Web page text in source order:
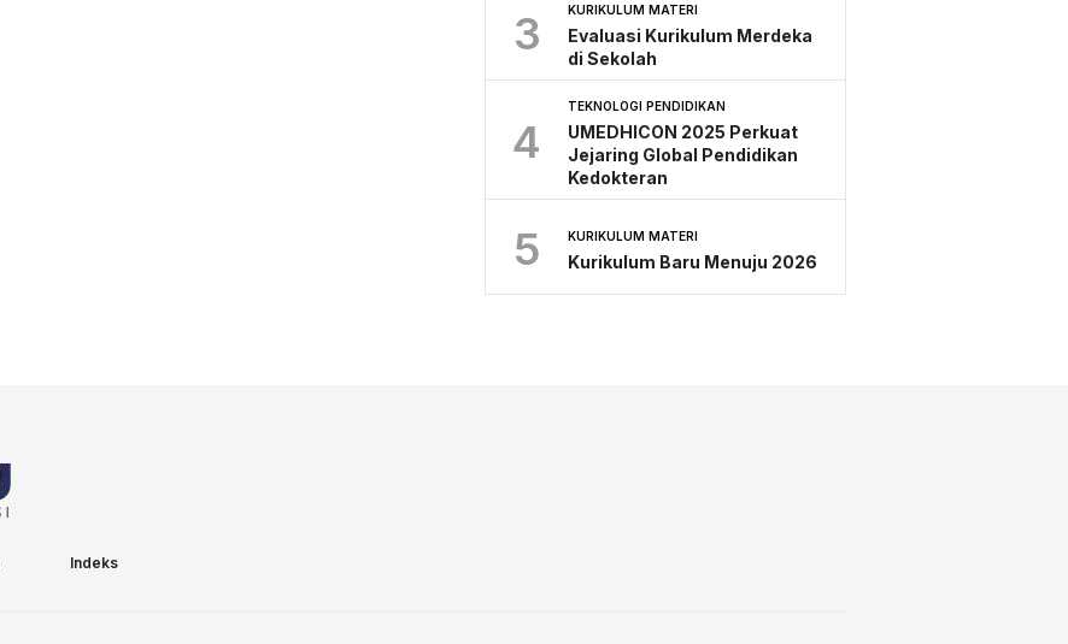
3 KURIKULUM MATERI
Evaluasi Kurikulum Merdeka
di Sekolah
4
TEKNOLOGI PENDIDIKAN
UMEDHICON 2025 Perkuat
Jejaring Global Pendidikan
Kedokteran
5 KURIKULUM MATERI
Kurikulum Baru Menuju 2026
Indeks